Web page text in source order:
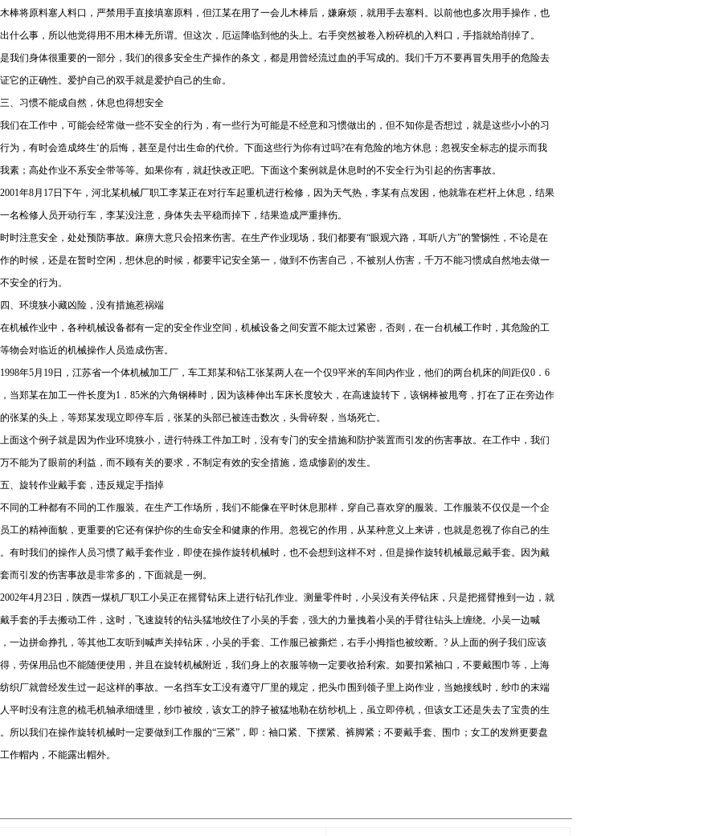
棒将原料塞人料口，严禁用手直接填塞原料，但江某在用了一会儿木棒后，嫌麻烦，就用手去塞料。以前他也多次用手操作，也
什么事，所以他觉得用不用木棒无所谓。但这次，厄运降临到他的头上。右手突然被卷入粉碎机的入料口，手指就给削掉了。
我们身体很重要的一部分，我们的很多安全生产操作的条文，都是用曾经流过血的手写成的。我们千万不要再冒失用手的危险去
它的正确性。爱护自己的双手就是爱护自己的生命。
、习惯不能成自然，休息也得想安全
们在工作中，可能会经常做一些不安全的行为，有一些行为可能是不经意和习惯做出的，但不知你是否想过，就是这些小小的习
为，有时会造成终生‘的后悔，甚至是付出生命的代价。下面这些行为你有过吗?在有危险的地方休息；忽视安全标志的提示而我
素；高处作业不系安全带等等。如果你有，就赶快改正吧。下面这个案例就是休息时的不安全行为引起的伤害事故。
年8月17日下午，河北某机械厂职工李某正在对行车起重机进行检修，因为天气热，李某有点发困，他就靠在栏杆上休息，结果
名检修人员开动行车，李某没注意，身体失去平稳而掉下，结果造成严重摔伤。
时注意安全，处处预防事故。麻痹大意只会招来伤害。在生产作业现场，我们都要有“眼观六路，耳听八方”的警惕性，不论是在
的时候，还是在暂时空闲，想休息的时候，都要牢记安全第一，做到不伤害自己，不被别人伤害，千万不能习惯成自然地去做一
安全的行为。
、环境狭小藏凶险，没有措施惹祸端
机械作业中，各种机械设备都有一定的安全作业空间，机械设备之间安置不能太过紧密，否则，在一台机械工作时，其危险的工
物会对临近的机械操作人员造成伤害。
年5月19日，江苏省一个体机械加工厂，车工郑某和钻工张某两人在一个仅9平米的车间内作业，他们的两台机床的间距仅0．6
当郑某在加工一件长度为1．85米的六角钢棒时，因为该棒伸出车床长度较大，在高速旋转下，该钢棒被甩弯，打在了正在旁边作
张某的头上，等郑某发现立即停车后，张某的头部已被连击数次，头骨碎裂，当场死亡。
面这个例子就是因为作业环境狭小，进行特殊工件加工时，没有专门的安全措施和防护装置而引发的伤害事故。在工作中，我们
不能为了眼前的利益，而不顾有关的要求，不制定有效的安全措施，造成惨剧的发生。
、旋转作业戴手套，违反规定手指掉
同的工种都有不同的工作服装。在生产工作场所，我们不能像在平时休息那样，穿自己喜欢穿的服装。工作服装不仅仅是一个企
工的精神面貌，更重要的它还有保护你的生命安全和健康的作用。忽视它的作用，从某种意义上来讲，也就是忽视了你自己的生
有时我们的操作人员习惯了戴手套作业，即使在操作旋转机械时，也不会想到这样不对，但是操作旋转机械最忌戴手套。因为戴
而引发的伤害事故是非常多的，下面就是一例。
年4月23日，陕西一煤机厂职工小吴正在摇臂钻床上进行钻孔作业。测量零件时，小吴没有关停钻床，只是把摇臂推到一边，就
手套的手去搬动工件，这时，飞速旋转的钻头猛地绞住了小吴的手套，强大的力量拽着小吴的手臂往钻头上缠绕。小吴一边喊
一边拼命挣扎，等其他工友听到喊声关掉钻床，小吴的手套、工作服已被撕烂，右手小拇指也被绞断。? 从上面的例子我们应该
，劳保用品也不能随便使用，并且在旋转机械附近，我们身上的衣服等物一定要收拾利索。如要扣紧袖口，不要戴围巾等，上海
织厂就曾经发生过一起这样的事故。一名挡车女工没有遵守厂里的规定，把头巾围到领子里上岗作业，当她接线时，纱巾的末端
平时没有注意的梳毛机轴承细缝里，纱巾被绞，该女工的脖子被猛地勒在纺纱机上，虽立即停机，但该女工还是失去了宝贵的生
所以我们在操作旋转机械时一定要做到工作服的“三紧”，即：袖口紧、下摆紧、裤脚紧；不要戴手套、围巾；女工的发辫更要盘
作帽内，不能露出帽外。